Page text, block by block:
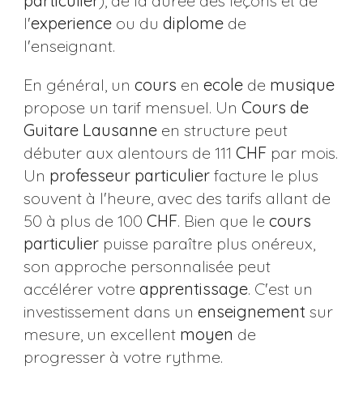
l'experienceou du diplomede
l'enseignant.
En général, un cours en ecolede musique
propose un tarif mensuel. Un Cours de
Guitare Lausanneen structure peut
débuter aux alentours de 111 CHFpar mois.
Un professeur particulierfacture le plus
souvent à l'heure, avec des tarifs allant de
50 à plus de 100 CHF. Bien que le cours
particulierpuisse paraître plus onéreux,
son approche personnalisée peut
accélérer votre apprentissage. C'est un
investissement dans un enseignement sur
mesure, un excellent moyen de
progresser à votre rythme.